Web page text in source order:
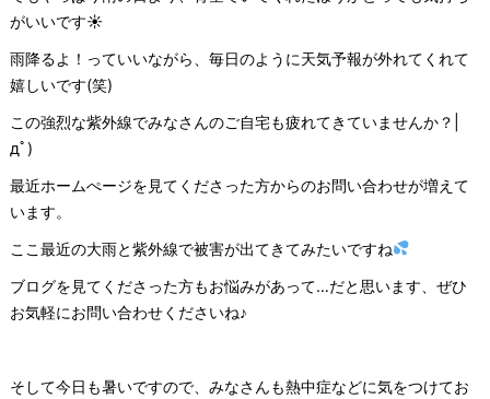
がいいです☀
雨降るよ！っていいながら、毎日のように天気予報が外れてくれて
嬉しいです(笑)
この強烈な紫外線でみなさんのご自宅も疲れてきていませんか？|
дﾟ)
最近ホームぺージを見てくださった方からのお問い合わせが増えて
います。
ここ最近の大雨と紫外線で被害が出てきてみたいですね
ブログを見てくださった方もお悩みがあって…だと思います、ぜひ
お気軽にお問い合わせくださいね♪
そして今日も暑いですので、みなさんも熱中症などに気をつけてお